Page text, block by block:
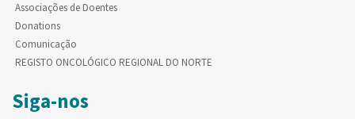
Associações de Doentes
Donations
Comunicação
REGISTO ONCOLÓGICO REGIONAL DO NORTE
Siga-nos